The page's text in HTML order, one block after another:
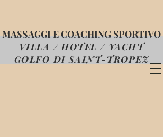
MASSAGGI E COACHING SPORTIVO
VILLA / HOTEL / YACHT
GOLFO DI SAINT-TROPEZ